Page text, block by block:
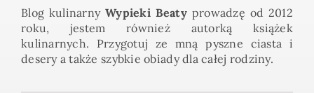
Blog kulinarny Wypieki Beaty prowadzę od 2012
roku, jestem również autorką książek
kulinarnych. Przygotuj ze mną pyszne ciasta i
desery a także szybkie obiady dla całej rodziny.